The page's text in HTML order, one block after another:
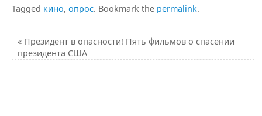
Tagged кино, опрос. Bookmark the permalink.
« Президент в опасности! Пять фильмов о спасении
президента США